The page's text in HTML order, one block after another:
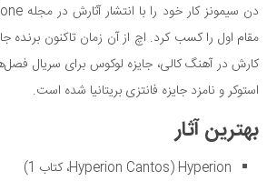
مقام اول را کسب کرد. اچ از آن زمان تاکنون برنده
کارش در آهنگ کالی، جایزه لوکوس برای سریال
استوکر و نامزد جایزه فانتزی بریتانیا شده است.
بهترین آثار
Hyperion (Hyperion Cantos، کتاب 1)